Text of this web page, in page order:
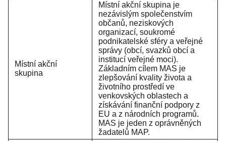
Místní akční
skupina
Místní akční skupina je
nezávislým společenstvím
občanů, neziskových
organizací, soukromé
podnikatelské sféry a veřejné
správy (obcí, svazků obcí a
institucí veřejné moci).
Základním cílem MAS je
zlepšování kvality života a
životního prostředí ve
venkovských oblastech a
získávání finanční podpory z
EU a z národních programů.
MAS je jeden z oprávněných
žadatelů MAP.